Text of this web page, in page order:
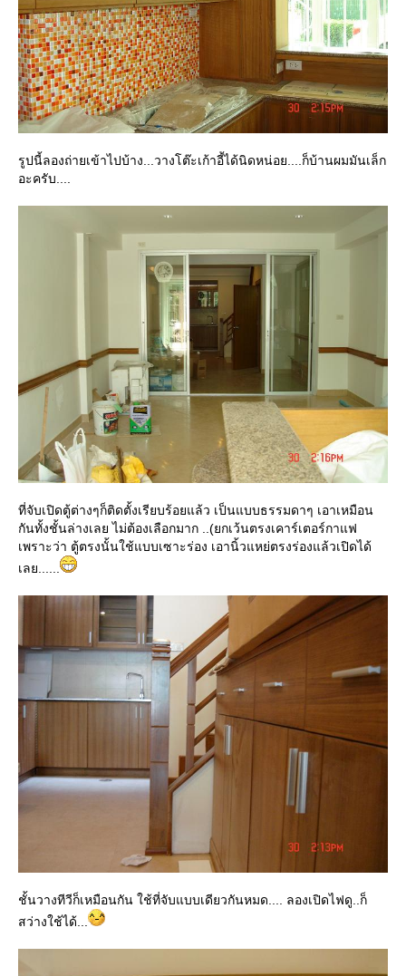
รูปนี้ลองถ่ายเข้าไปบ้าง...วางโต๊ะเก้าอี้ได้นิดหน่อย....ก็บ้านผมมันเล็ก
อะครับ....
ที่จับเปิดตู้ต่างๆก็ติดตั้งเรียบร้อยแล้ว เป็นแบบธรรมดาๆ เอาเหมือน
กันทั้งชั้นล่างเลย ไม่ต้องเลือกมาก ..(ยกเว้นตรงเคาร์เตอร์กาแฟ
เพราะว่า ตู้ตรงนั้นใช้แบบเซาะร่อง เอานิ้วแหย่ตรงร่องแล้วเปิดได้
เลย......
ชั้นวางทีวีก็เหมือนกัน ใช้ที่จับแบบเดียวกันหมด.... ลองเปิดไฟดู..ก็
สว่างใช้ได้...